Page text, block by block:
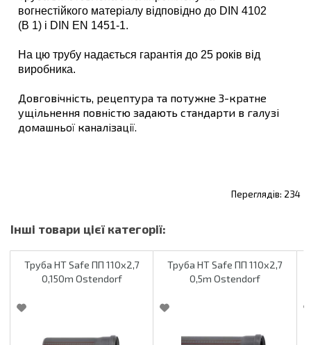
вогнестійкого матеріалу відповідно до DIN 4102
(B 1) і DIN EN 1451-1.
На цю трубу надається гарантія до 25 років від
виробника.
Довговічність, рецептура та потужне 3-кратне
ущільнення повністю задають стандарти в галузі
домашньої каналізації.
234
Труба HT Safe ПП 110х2,7
0,150m Ostendorf
Труба HT Safe ПП 110х2,7
0,5m Ostendorf